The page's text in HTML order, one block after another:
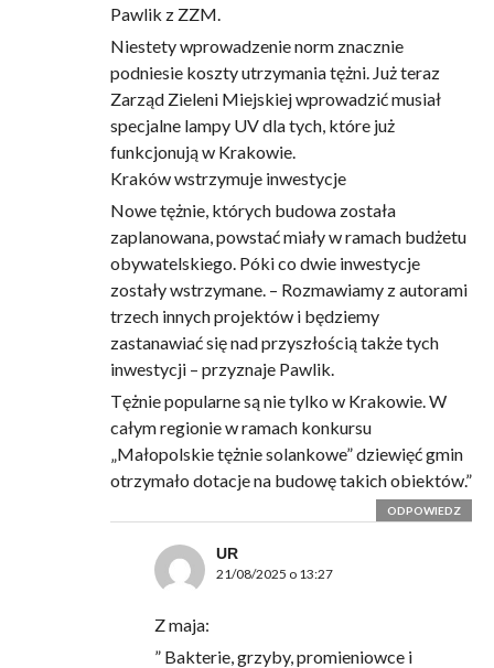
Pawlik z ZZM.
Niestety wprowadzenie norm znacznie
podniesie koszty utrzymania tężni. Już teraz
Zarząd Zieleni Miejskiej wprowadzić musiał
specjalne lampy UV dla tych, które już
funkcjonują w Krakowie.
Kraków wstrzymuje inwestycje
Nowe tężnie, których budowa została
zaplanowana, powstać miały w ramach budżetu
obywatelskiego. Póki co dwie inwestycje
zostały wstrzymane. – Rozmawiamy z autorami
trzech innych projektów i będziemy
zastanawiać się nad przyszłością także tych
inwestycji – przyznaje Pawlik.
Tężnie popularne są nie tylko w Krakowie. W
całym regionie w ramach konkursu
„Małopolskie tężnie solankowe” dziewięć gmin
otrzymało dotacje na budowę takich obiektów.”
ODPOWIEDZ
UR
21/08/2025 o 13:27
Z maja:
” Bakterie, grzyby, promieniowce i